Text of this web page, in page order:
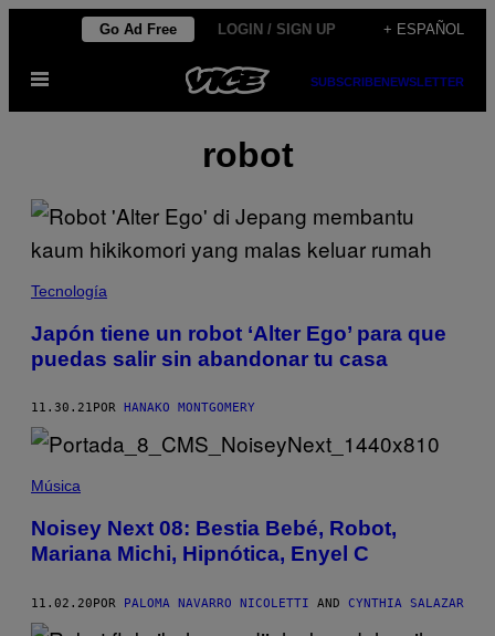
contenido
Go Ad Free LOGIN / SIGN UP + ESPAÑOL
Abrir
SUBSCRIBENEWSLETTER
robot
Tecnología
Japón tiene un robot ‘Alter Ego’ para que
puedas salir sin abandonar tu casa
11.30.21 POR HANAKO MONTGOMERY
Música
Noisey Next 08: Bestia Bebé, Robot,
Mariana Michi, Hipnótica, Enyel C
11.02.20POR PALOMA NAVARRO NICOLETTI AND CYNTHIA SALAZAR